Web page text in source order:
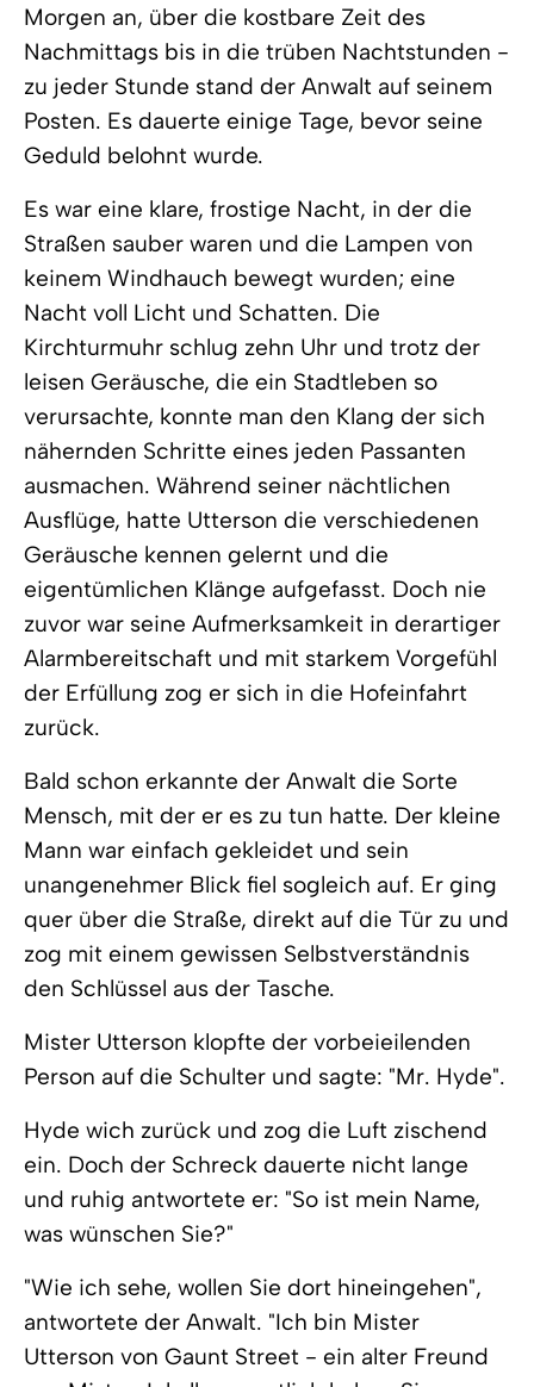
Morgen an, über die kostbare Zeit des
Nachmittags bis in die trüben Nachtstunden -
zu jeder Stunde stand der Anwalt auf seinem
Posten. Es dauerte einige Tage, bevor seine
Geduld belohnt wurde.
Es war eine klare, frostige Nacht, in der die
Straßen sauber waren und die Lampen von
keinem Windhauch bewegt wurden; eine
Nacht voll Licht und Schatten. Die
Kirchturmuhr schlug zehn Uhr und trotz der
leisen Geräusche, die ein Stadtleben so
verursachte, konnte man den Klang der sich
nähernden Schritte eines jeden Passanten
ausmachen. Während seiner nächtlichen
Ausflüge, hatte Utterson die verschiedenen
Geräusche kennen gelernt und die
eigentümlichen Klänge aufgefasst. Doch nie
zuvor war seine Aufmerksamkeit in derartiger
Alarmbereitschaft und mit starkem Vorgefühl
der Erfüllung zog er sich in die Hofeinfahrt
zurück.
Bald schon erkannte der Anwalt die Sorte
Mensch, mit der er es zu tun hatte. Der kleine
Mann war einfach gekleidet und sein
unangenehmer Blick fiel sogleich auf. Er ging
quer über die Straße, direkt auf die Tür zu und
zog mit einem gewissen Selbstverständnis
den Schlüssel aus der Tasche.
Mister Utterson klopfte der vorbeieilenden
Person auf die Schulter und sagte: "Mr. Hyde".
Hyde wich zurück und zog die Luft zischend
ein. Doch der Schreck dauerte nicht lange
und ruhig antwortete er: "So ist mein Name,
was wünschen Sie?"
"Wie ich sehe, wollen Sie dort hineingehen",
antwortete der Anwalt. "Ich bin Mister
Utterson von Gaunt Street - ein alter Freund